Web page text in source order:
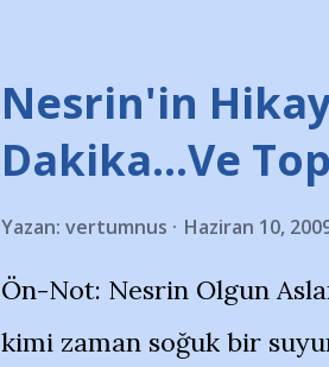
stadı önünde yaklaşık
takımlarının Futbol
görmek istemediklerini bir
bildiriyordu.. Bu grup
''Açık ve net olarak
yanısıra, bu takımlara ait
Nesrin'in
Dakika…Ve
Yazan: vertumnus Haziran 10,
Ön-Not: Nesrin Olgun
kimi zaman soğuk bir